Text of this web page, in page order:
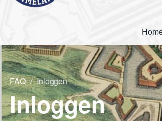
FAQ Inloggen
Inloggen